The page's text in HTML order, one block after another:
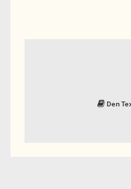
Den